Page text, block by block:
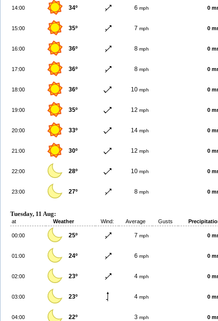
14:00 34º 6 mph 0
15:00 35º 7 mph 0
16:00 36º 8 mph 0
17:00 36º 8 mph 0
18:00 36º 10 mph 0
19:00 35º 12 mph 0
20:00 33º 14 mph 0
21:00 30º 12 mph 0
22:00 28º 10 mph 0
23:00 27º 8 mph 0
Tuesday, 11 Aug:
at Weather Wind: Average Gusts
00:00 25º 7 mph 0
01:00 24º 6 mph 0
02:00 23º 4 mph 0
03:00 23º 4 mph 0
04:00 22º 3 mph 0